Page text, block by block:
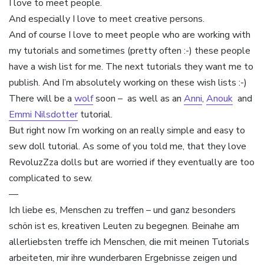
I love to meet people.
And especially I love to meet creative persons.
And of course I love to meet people who are working with
my tutorials and sometimes (pretty often :-) these people
have a wish list for me. The next tutorials they want me to
publish. And I’m absolutely working on these wish lists :-)
There will be a wolfsoon – as well as an Anni, Anouk and
Emmi Nilsdottertutorial.
But right now I’m working on an really simple and easy to
sew doll tutorial. As some of you told me, that they love
RevoluzZza dolls but are worried if they eventually are too
complicated to sew.
—
Ich liebe es, Menschen zu treffen – und ganz besonders
schön ist es, kreativen Leuten zu begegnen. Beinahe am
allerliebsten treffe ich Menschen, die mit meinen Tutorials
arbeiteten, mir ihre wunderbaren Ergebnisse zeigen und